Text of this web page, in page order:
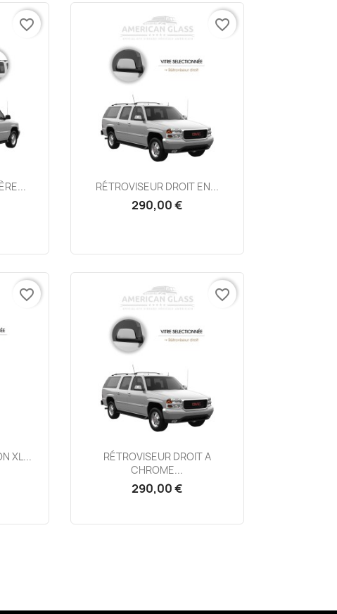
favorite_border
Aperçu rapide
RÉTROVISEUR DROIT EN...
290,00 €
favorite_border
XL...
favorite_border
Aperçu rapide
RÉTROVISEUR DROIT A
CHROME...
290,00 €
favorite_border